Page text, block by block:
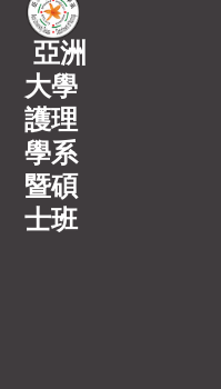
亞洲
大學
護理
學系
暨碩
士班